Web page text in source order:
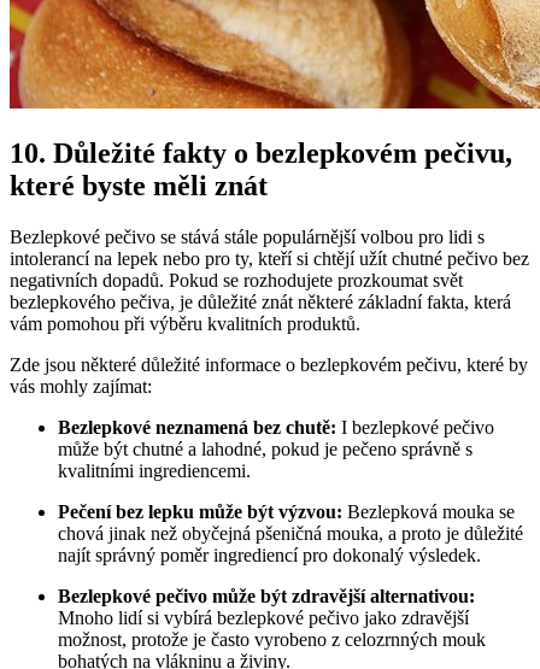
10. Důležité fakty ​o bezlepkovém pečivu,
které byste⁣ měli znát
Bezlepkové pečivo se stává stále populárnější volbou pro lidi s
⁣intolerancí na lepek ⁤nebo pro ⁤ty, kteří si chtějí užít chutné pečivo bez
negativních dopadů. Pokud ⁢se rozhodujete ‌prozkoumat svět
bezlepkového pečiva, je důležité znát některé základní fakta,‌ která
vám ⁣pomohou při výběru kvalitních produktů.
Zde jsou některé důležité informace o bezlepkovém pečivu, které by
vás mohly zajímat:
Bezlepkové neznamená bez‌ chutě: I bezlepkové pečivo
může být ‌chutné a lahodné, pokud je pečeno správně s
kvalitními ingrediencemi.
Pečení bez‌ lepku může ​být výzvou: Bezlepková mouka⁢ se
chová jinak ⁤než obyčejná pšeničná mouka, a proto je důležité
najít správný poměr⁣ ingrediencí pro dokonalý výsledek.
Bezlepkové pečivo může být zdravější alternativou:
Mnoho lidí si vybírá bezlepkové pečivo jako zdravější
možnost, protože⁣ je ​často vyrobeno ​z celozrnných mouk
bohatých na vlákninu a živiny.